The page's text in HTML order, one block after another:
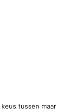
tussen maar